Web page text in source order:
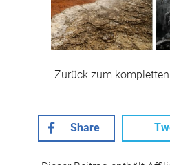
Zurück zum kompletten
Share